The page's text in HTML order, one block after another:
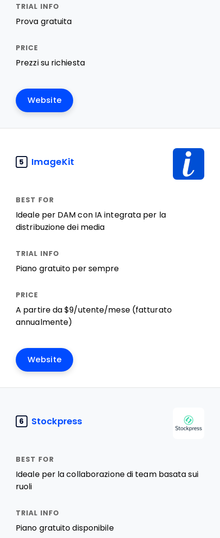
Prova gratuita
Prezzi su richiesta
Website
5 ImageKit
Ideale per DAM con IA integrata per la
distribuzione dei media
Piano gratuito per sempre
A partire da $9/utente/mese (fatturato
annualmente)
Website
6 Stockpress
Ideale per la collaborazione di team basata sui
ruoli
Piano gratuito disponibile